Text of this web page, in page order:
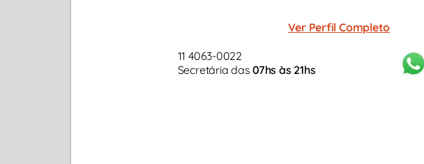
Ver Perfil Completo
11 4063-0022
Secretária das07hs às 21hs